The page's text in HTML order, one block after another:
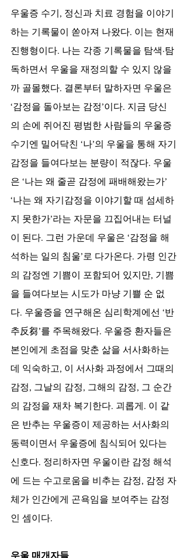
우울증 수기, 정신과 치료 경험을 이야기
하는 기록물이 쏟아져 나왔다. 이는 현재
진행형이다. 나는 각종 기록물을 탐색·탐
독하면서 우울을 재정의할 수 있지 않을
까 골몰했다. 결론부터 말하자면 우울은
‘감정을 돌아보는 감정’이다. 지금 당신
의 손에 쥐어진 평범한 사람들의 우울증
수기엔 밀어닥친 ‘나’의 우울을 통해 자기
감정을 들여다보는 분량이 적잖다. 우울
은 ‘나는 왜 줄곧 감정에 패배해왔는가’
‘나는 왜 자기감정을 이야기할 때 섬세하
지 못한가’라는 자문을 끄집어내는 터널
이 된다. 그런 가운데 우울은 ‘감정을 해
석하는 일의 침울’로 다가온다. 가령 인간
의 감정엔 기쁨이 포함되어 있지만, 기쁨
을 들여다보는 시도가 마냥 기쁠 순 없
다. 우울증을 연구해온 심리학계에선 ‘반
추反芻’를 주목해왔다. 우울증 환자들은
본인에게 초점을 맞춘 삶을 서사화하는
데 익숙하고, 이 서사화 과정에서 그때의
감정, 그날의 감정, 그해의 감정, 그 순간
의 감정을 재차 복기한다. 괴롭게. 이 같
은 반추는 우울증이 제공하는 서사화의
동력이면서 우울증에 침식되어 있다는
신호다. 정리하자면 우울이란 감정 해석
에 드는 수고로움을 비추는 감정, 감정 자
체가 인간에게 곤욕임을 보여주는 감정
인 셈이다.
우울 매개자들